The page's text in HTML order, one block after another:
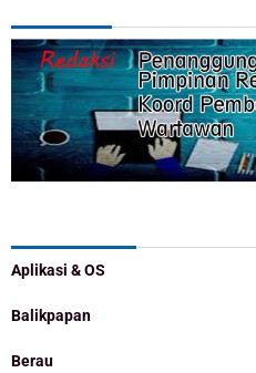
Aplikasi & OS
Balikpapan
Berau